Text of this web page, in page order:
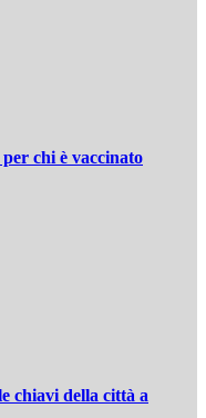
chi è vaccinato
chiavi della città a